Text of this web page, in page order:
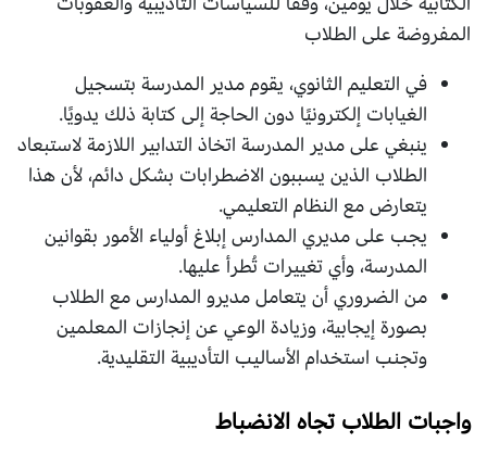
المفروضة على الطلاب
في التعليم الثانوي، يقوم مدير المدرسة بتسجيل
الغيابات إلكترونيًا دون الحاجة إلى كتابة ذلك يدويًا.
ينبغي على مدير المدرسة اتخاذ التدابير اللازمة لاستبعاد
الطلاب الذين يسببون الاضطرابات بشكل دائم، لأن هذا
يتعارض مع النظام التعليمي.
يجب على مديري المدارس إبلاغ أولياء الأمور بقوانين
المدرسة، وأي تغييرات تُطرأ عليها.
من الضروري أن يتعامل مديرو المدارس مع الطلاب
بصورة إيجابية، وزيادة الوعي عن إنجازات المعلمين
وتجنب استخدام الأساليب التأديبية التقليدية.
واجبات الطلاب تجاه الانضباط